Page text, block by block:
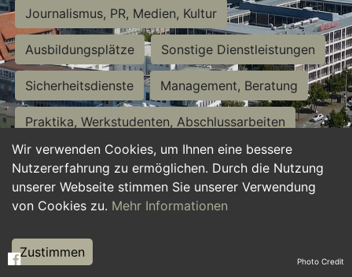
Wir verwenden Cookies, um Ihnen eine bessere
Nutzererfahrung zu ermöglichen. Durch die Nutzung
unserer Webseite stimmen Sie unserer Verwendung
von Cookies zu. Mehr Informationen
Zustimmen
Journalismus, PR, Medien, Kultur
Ausbildungsplätze Sonstige Dienstleistungen
Sicherheitsdienste Management, Beratung
Praktika, Werkstudenten, Abschlussarbeiten
Personalwesen Assistenz, Sekretariat
Hilfskräfte, Aushilfs- und Nebenjobs
Weiterbildung, Studium, duale Ausbildung Photo Credit